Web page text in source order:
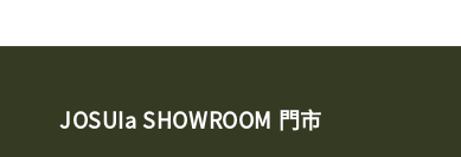
JOSUIa SHOWROOM 門市